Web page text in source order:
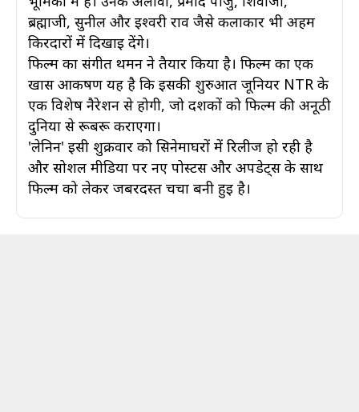
ब्रह्माजी, सुनील और ईश्वरी राव जैसे कलाकार भी अहम
किरदारों में दिखाई देंगे।
फिल्म का संगीत थमन ने तैयार किया है। फिल्म का एक
खास आकर्षण यह है कि इसकी शुरुआत जूनियर NTR के
एक विशेष नैरेशन से होगी, जो दर्शकों को फिल्म की अनूठी
दुनिया से रूबरू कराएगा।
'लेनिन' इसी शुक्रवार को सिनेमाघरों में रिलीज हो रही है
और सोशल मीडिया पर नए पोस्टर्स और अपडेट्स के साथ
फिल्म को लेकर जबरदस्त चर्चा बनी हुई है।